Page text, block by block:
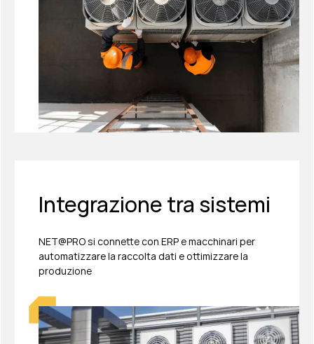
Integrazione tra sistemi
NET@PRO si connette con ERP e macchinari per
automatizzare la raccolta dati e ottimizzare la
produzione